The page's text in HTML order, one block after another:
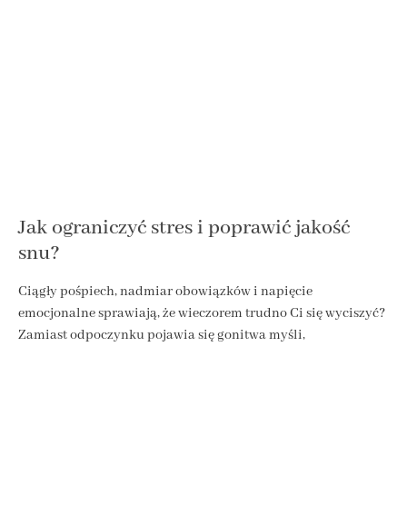
Jak ograniczyć stres i poprawić jakość
snu?
Ciągły pośpiech, nadmiar obowiązków i napięcie
emocjonalne sprawiają, że wieczorem trudno Ci się wyciszyć?
Zamiast odpoczynku pojawia się gonitwa myśli,